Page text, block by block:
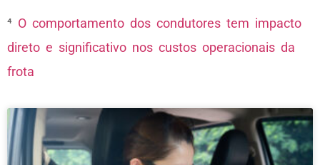
⁴ O comportamento dos condutores tem impacto
direto e significativo nos custos operacionais da
frota